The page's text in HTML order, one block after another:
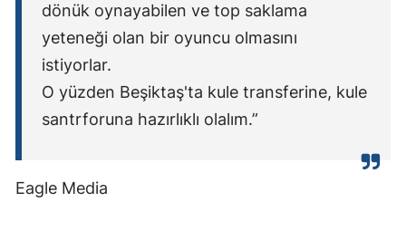
dönük oynayabilen ve top saklama
yeteneği olan bir oyuncu olmasını
istiyorlar.
O yüzden Beşiktaş'ta kule transferine, kule
santrforuna hazırlıklı olalım.”
Eagle Media